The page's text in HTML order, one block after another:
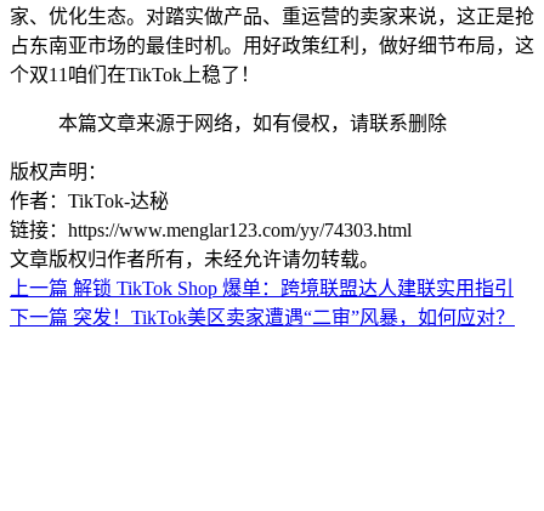
家、优化生态。对踏实做产品、重运营的卖家来说，这正是抢
占东南亚市场的最佳时机。用好政策红利，做好细节布局，这
个双11咱们在TikTok上稳了！
本篇文章来源于网络，如有侵权，请联系删除
版权声明：
作者：TikTok-达秘
链接：https://www.menglar123.com/yy/74303.html
文章版权归作者所有，未经允许请勿转载。
上一篇 解锁 TikTok Shop 爆单：跨境联盟达人建联实用指引
下一篇 突发！TikTok美区卖家遭遇“二审”风暴，如何应对？